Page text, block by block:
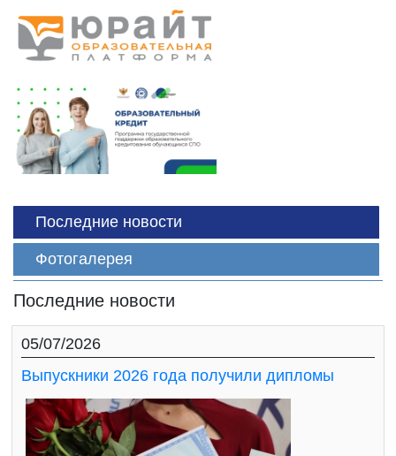
Последние новости
Фотогалерея
Последние новости
05/07/2026
Выпускники 2026 года получили дипломы